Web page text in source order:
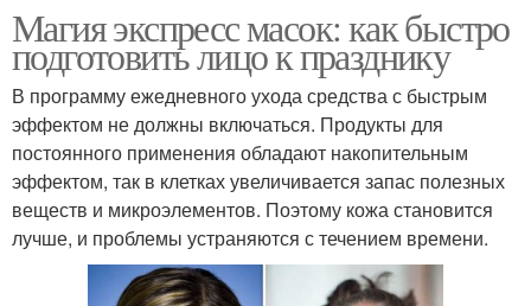
Магия экспресс масок: как быстро
подготовить лицо к празднику
В программу ежедневного ухода средства с быстрым
эффектом не должны включаться. Продукты для
постоянного применения обладают накопительным
эффектом, так в клетках увеличивается запас полезных
веществ и микроэлементов. Поэтому кожа становится
лучше, и проблемы устраняются с течением времени.